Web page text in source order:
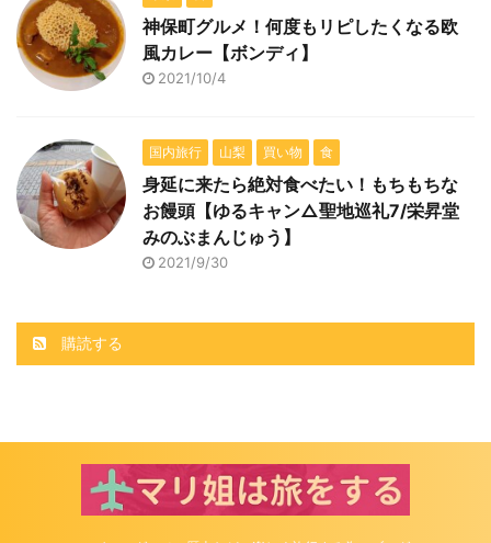
神保町グルメ！何度もリピしたくなる欧
風カレー【ボンディ】
2021/10/4
国内旅行 山梨 買い物 食
身延に来たら絶対食べたい！もちもちな
お饅頭【ゆるキャン△聖地巡礼7/栄昇堂
みのぶまんじゅう】
2021/9/30
購読する